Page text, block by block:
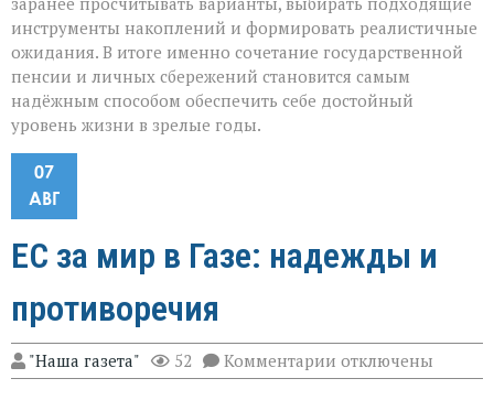
инструменты накоплений и формировать реалистичные
ожидания. В итоге именно сочетание государственной
пенсии и личных сбережений становится самым
надёжным способом обеспечить себе достойный
уровень жизни в зрелые годы.
07
АВГ
ЕС за мир в Газе: надежды и
противоречия
"Наша газета" 52 Комментарии к
записи
отключены